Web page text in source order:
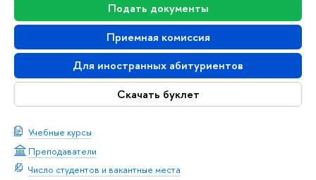
Подать документы
Приемная комиссия
Для иностранных абитуриентов
Скачать буклет
Учебные курсы
Преподаватели
Число студентов и вакантные места